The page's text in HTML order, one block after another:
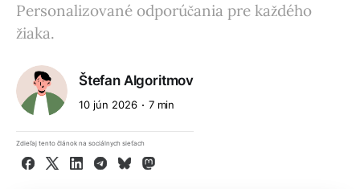
Personalizované odporúčania pre každého
žiaka.
Štefan Algoritmov
10 jún 2026 7 min
Zdieľaj tento článok na sociálnych sieťach
Facebook
X LinkedInTelegram
BlueskyMastodon